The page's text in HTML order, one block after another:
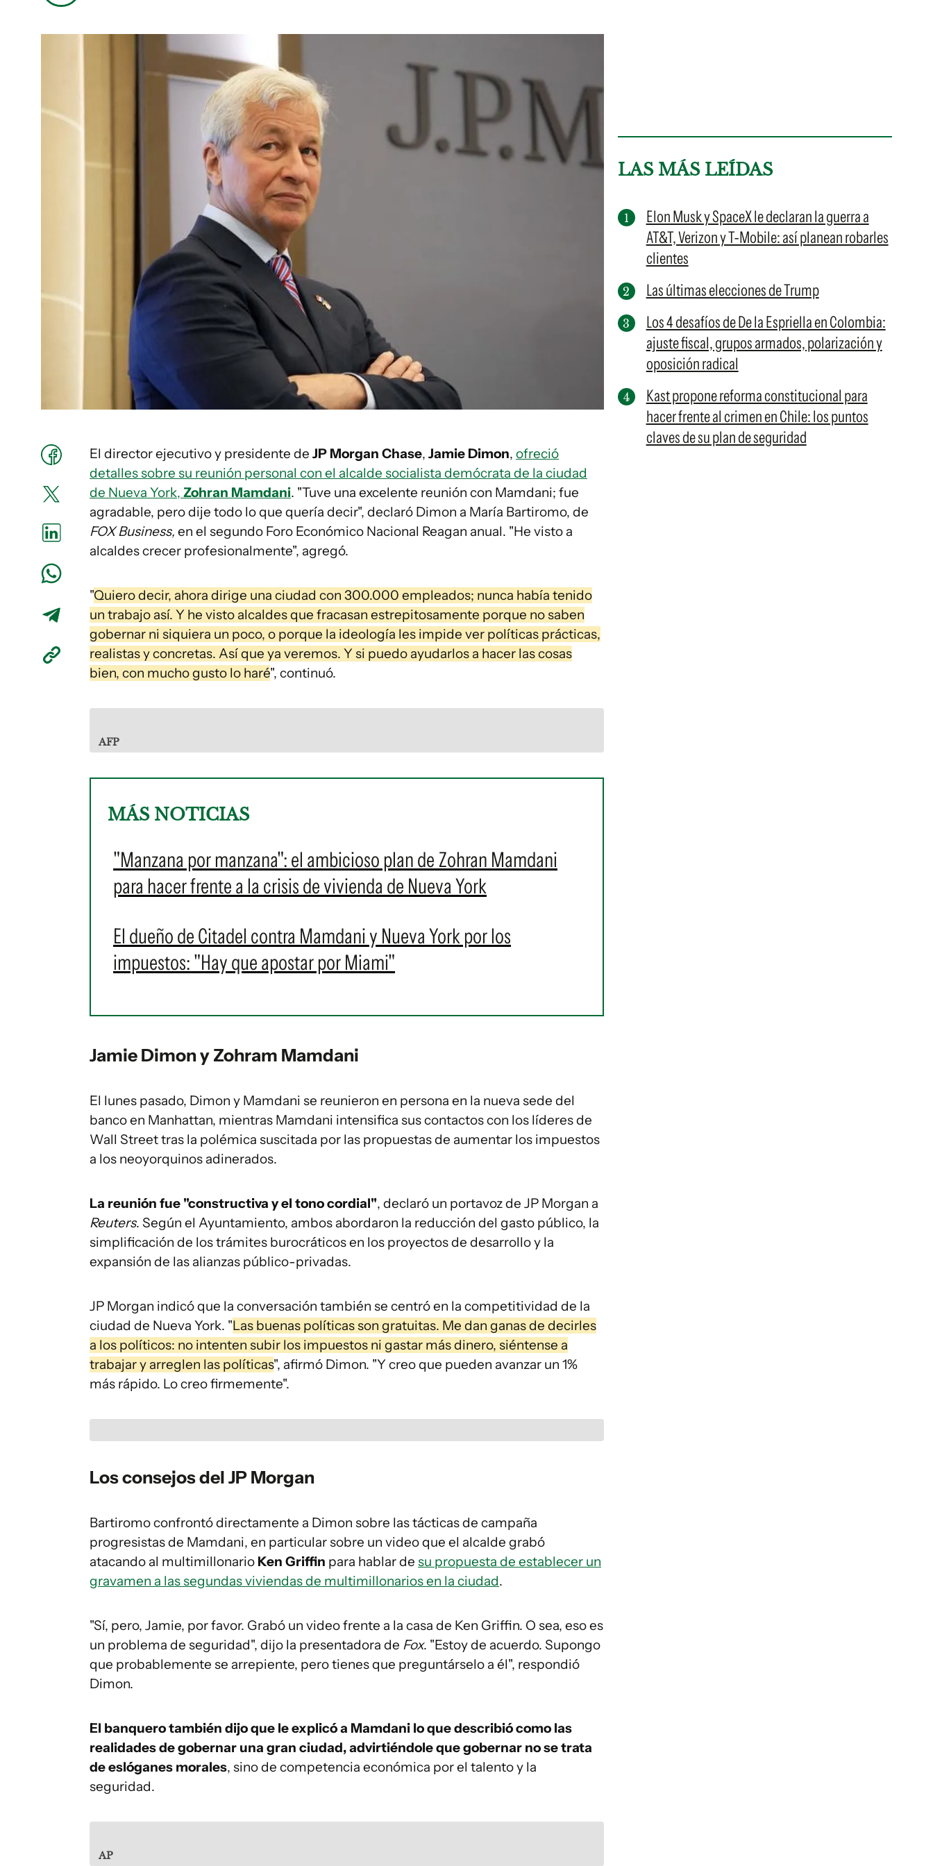
El director ejecutivo y presidente de JP Morgan Chase, Jamie Dimon, ofreció
detalles sobre su reunión personal con el alcalde socialista demócrata de la ciudad
de Nueva York, Zohran Mamdani. "Tuve una excelente reunión con Mamdani; fue
agradable, pero dije todo lo que quería decir", declaró Dimon a María Bartiromo, de
FOX Business, en el segundo Foro Económico Nacional Reagan anual. "He visto a
alcaldes crecer profesionalmente", agregó.
"Quiero decir, ahora dirige una ciudad con 300.000 empleados; nunca había tenido
un trabajo así. Y he visto alcaldes que fracasan estrepitosamente porque no saben
gobernar ni siquiera un poco, o porque la ideología les impide ver políticas prácticas,
realistas y concretas. Así que ya veremos. Y si puedo ayudarlos a hacer las cosas
bien, con mucho gusto lo haré", continuó.
AFP
MÁS NOTICIAS
"Manzana por manzana": el ambicioso plan de Zohran Mamdani
para hacer frente a la crisis de vivienda de Nueva York
El dueño de Citadel contra Mamdani y Nueva York por los
impuestos: "Hay que apostar por Miami"
Jamie Dimon y Zohram Mamdani
El lunes pasado, Dimon y Mamdani se reunieron en persona en la nueva sede del
banco en Manhattan, mientras Mamdani intensifica sus contactos con los líderes de
Wall Street tras la polémica suscitada por las propuestas de aumentar los impuestos
a los neoyorquinos adinerados.
La reunión fue "constructiva y el tono cordial", declaró un portavoz de JP Morgan a
Reuters. Según el Ayuntamiento, ambos abordaron la reducción del gasto público, la
simplificación de los trámites burocráticos en los proyectos de desarrollo y la
expansión de las alianzas público-privadas.
JP Morgan indicó que la conversación también se centró en la competitividad de la
ciudad de Nueva York. "Las buenas políticas son gratuitas. Me dan ganas de decirles
a los políticos: no intenten subir los impuestos ni gastar más dinero, siéntense a
trabajar y arreglen las políticas", afirmó Dimon. "Y creo que pueden avanzar un 1%
más rápido. Lo creo firmemente".
Los consejos del JP Morgan
Bartiromo confrontó directamente a Dimon sobre las tácticas de campaña
progresistas de Mamdani, en particular sobre un video que el alcalde grabó
atacando al multimillonario Ken Griffin para hablar de su propuesta de establecer un
gravamen a las segundas viviendas de multimillonarios en la ciudad.
"Sí, pero, Jamie, por favor. Grabó un video frente a la casa de Ken Griffin. O sea, eso es
un problema de seguridad", dijo la presentadora de Fox. "Estoy de acuerdo. Supongo
que probablemente se arrepiente, pero tienes que preguntárselo a él", respondió
Dimon.
El banquero también dijo que le explicó a Mamdani lo que describió como las
realidades de gobernar una gran ciudad, advirtiéndole que gobernar no se trata
de eslóganes morales, sino de competencia económica por el talento y la
seguridad.
AP
LAS MÁS LEÍDAS
Elon Musk y SpaceX le declaran la guerra a
AT&T, Verizon y T-Mobile: así planean robarles
clientes
Las últimas elecciones de Trump
Los 4 desafíos de De la Espriella en Colombia:
ajuste fiscal, grupos armados, polarización y
oposición radical
Kast propone reforma constitucional para
hacer frente al crimen en Chile: los puntos
claves de su plan de seguridad